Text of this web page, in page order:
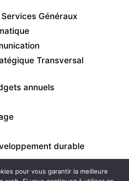
Généraux
Transversal
annuels
durable
pour vous garantir la meilleure